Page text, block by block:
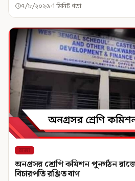
৭/৮/২০২৬ 1 মিনিট পড়া
রাজ্য
অনগ্রসর শ্রেণি কমিশন পুনর্গঠন
বিচারপতি রঞ্জিত বাগ